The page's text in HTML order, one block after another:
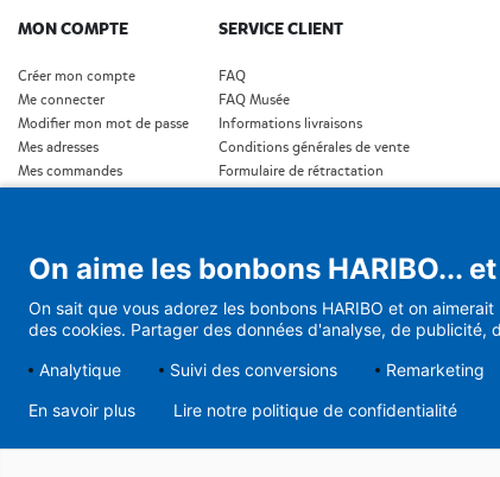
MON COMPTE
Créer mon compte
Me connecter
Modifier mon mot de passe
Mes adresses
Mes commandes
SERVICE CLIENT
FAQ
FAQ Musée
Informations livraisons
Conditions générales de vente
Formulaire de rétractation
Conditions générales de vente (Abonnement)
On aime les bonbons HARIBO...
On sait que vous adorez les bonbons HARIBO et on
des cookies. Partager des données d'analyse, de
Analytique
Suivi des conversions Remarketing
En savoir plus Lire notre politique de confidentialité